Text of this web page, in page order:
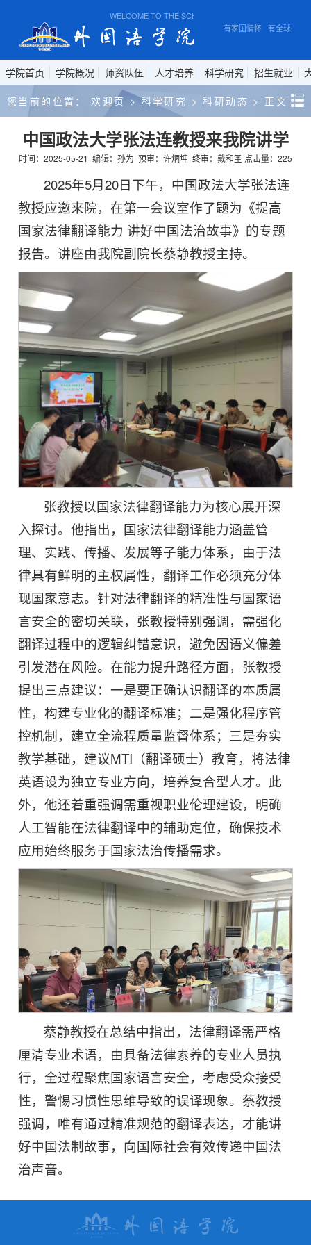
WELCOME TO THE SCHOOL OF FOREIGN STUDIES,
有家国情怀 有全球视野
学院首页 学院概况 师资队伍 人才培养 科学研究 招生就业
您当前的位置： 欢迎页 > 科学研究 > 科研动态 > 正文
中国政法大学张法连教授来我院讲学
时间：2025-05-21 编辑：孙为 预审：许炳坤 终审：戴和圣 点击量： 225
2025年5月20日下午，中国政法大学张法连
教授应邀来院，在第一会议室作了题为《提高
国家法律翻译能力 讲好中国法治故事》的专题
报告。讲座由我院副院长蔡静教授主持。
张教授以国家法律翻译能力为核心展开深
入探讨。他指出，国家法律翻译能力涵盖管
理、实践、传播、发展等子能力体系，由于法
律具有鲜明的主权属性，翻译工作必须充分体
现国家意志。针对法律翻译的精准性与国家语
言安全的密切关联，张教授特别强调，需强化
翻译过程中的逻辑纠错意识，避免因语义偏差
引发潜在风险。在能力提升路径方面，张教授
提出三点建议：一是要正确认识翻译的本质属
性，构建专业化的翻译标准；二是强化程序管
控机制，建立全流程质量监督体系；三是夯实
教学基础，建议MTI（翻译硕士）教育，将法律
英语设为独立专业方向，培养复合型人才。此
外，他还着重强调需重视职业伦理建设，明确
人工智能在法律翻译中的辅助定位，确保技术
应用始终服务于国家法治传播需求。
蔡静教授在总结中指出，法律翻译需严格
厘清专业术语，由具备法律素养的专业人员执
行，全过程聚焦国家语言安全，考虑受众接受
性，警惕习惯性思维导致的误译现象。蔡教授
强调，唯有通过精准规范的翻译表达，才能讲
好中国法制故事，向国际社会有效传递中国法
治声音。